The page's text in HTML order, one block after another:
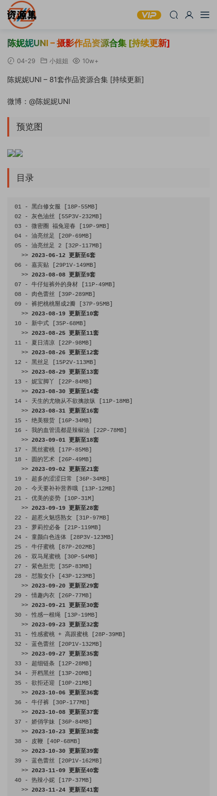
陈妮妮UNI – 摄影作品资源合集 [持续更新]
04-29 小姐姐 10w+
陈妮妮UNI – 81套作品资源合集 [持续更新]
微博：@陈妮妮UNI
预览图
目录
01 - 黑白修女服 18P-55MB
02
- 灰色油丝 55P3V-232MB
03
- 微密圈 福兔迎春 19P-9MB
04
- 油亮丝足 20P-69MB
05
- 油亮丝足 2 32P-117MB
>> 2023-06-12 更新至6套
06
- 嘉宾贴 29P1V-149MB
>> 2023-08-08 更新至9套
07
- 牛仔短裤外的身材 11P-49MB
08
- 肉色蕾丝 39P-289MB
09
- 裤把桃桃掰成2瓣 37P-95MB
>> 2023-08-19 更新至10套
10
- 新中式 35P-68MB
>> 2023-08-25 更新至11套
11
- 夏日清凉 22P-98MB
>> 2023-08-26 更新至12套
12
- 黑丝足 15P2V-113MB
>> 2023-08-29 更新至13套
13
- 妮宝脚丫 22P-84MB
>> 2023-08-30 更新至14套
14
- 天生的尤物从不欲擒故纵 11P-18MB
>> 2023-08-31 更新至16套
15
- 绝美狠货 16P-34MB
16
- 我的血管流都是辣椒油 22P-78MB
>> 2023-09-01 更新至18套
17
- 黑丝蜜桃 17P-85MB
18
- 圆的艺术 26P-49MB
>> 2023-09-02 更新至21套
19
- 超多的涩涩日常 36P-34MB
20
- 今天要补补营养哦 13P-12MB
21
- 优美的姿势 10P-31M
>> 2023-09-19 更新至28套
22
- 超惹火魅惑熟女 31P-97MB
23
- 萝莉控必备 21P-119MB
24
- 童颜白色连体 28P3V-123MB
25
- 牛仔蜜桃 87P-202MB
26
- 双马尾蜜桃 30P-54MB
27
- 紫色肚兜 35P-83MB
28
- 怼脸女仆 43P-123MB
>> 2023-09-20 更新至29套
29
- 情趣内衣 26P-77MB
>> 2023-09-21 更新至30套
30
- 性感一根绳 13P-19MB
>> 2023-09-23 更新至32套
31
- 性感蜜桃 + 高跟蜜桃 28P-39MB
32
- 蓝色蕾丝 20P1V-132MB
>> 2023-09-27 更新至35套
33
- 超细链条 12P-28MB
34
- 开档黑丝 13P-20MB
35
- 欲拒还迎 10P-21MB
>> 2023-10-06 更新至36套
36
- 牛仔裤 30P-177MB
>> 2023-10-08 更新至37套
37
- 娇俏学妹 36P-84MB
>> 2023-10-23 更新至38套
38
- 皮鞭 40P-68MB
>> 2023-10-30 更新至39套
39
- 蓝色蕾丝 20P1V-162MB
>> 2023-11-09 更新至40套
40
- 热辣小妮 17P-37MB
>> 2023-11-24 更新至41套